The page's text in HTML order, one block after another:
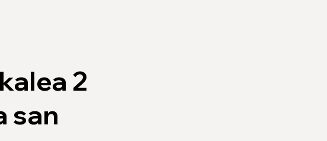
2
san